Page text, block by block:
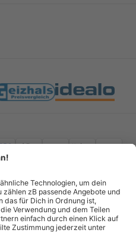
Vertrag widerrufen
*Kostenloser Versand innerhalb
ab 100,00 Euro.
Rechte vorbehalten. powered by